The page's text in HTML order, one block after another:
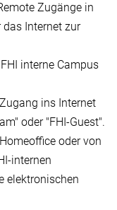
Zugänge in
Internet zur
interne Campus
ins Internet
oder "FHI-Guest".
oder von
internen
elektronischen